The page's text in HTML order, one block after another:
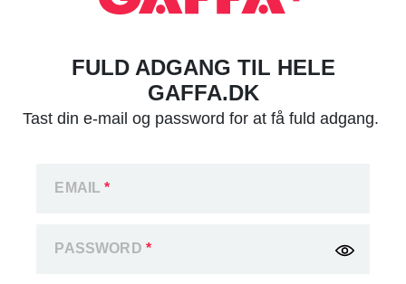
FULD ADGANG TIL HELE
GAFFA.DK
Tast din e-mail og password for at få fuld adgang.
EMAIL*
PASSWORD *